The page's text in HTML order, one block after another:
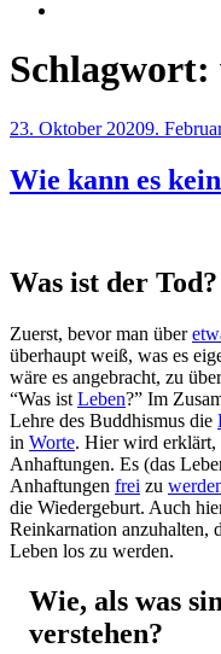
Schlagwort:
Veröffentlicht
23. Oktober 20209.
Wie kann es
Was ist der Tod?
Zuerst, bevor man über
überhaupt weiß, was es
wäre es angebracht, zu
“Was ist Leben?” Im
Lehre des Buddhismus die
in Worte. Hier wird erklärt,
Anhaftungen. Es (das
Anhaftungen frei zu
die Wiedergeburt. Auch
Reinkarnation anzuhalten,
Leben los zu werden.
Wie, als was
verstehen?